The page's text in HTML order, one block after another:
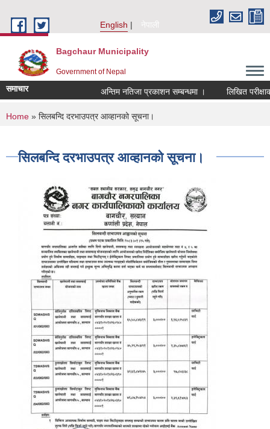
English
नेपाली
Bagchaur Municipality
Government of Nepal
समाचार अन्तिम नतिजा प्रकाशन सम्बन्धमा । लिखित
You are here
Home » सिलबन्दि दरभाउपत्र आव्हानको सूचना।
सिलबन्दि दरभाउपत्र आव्हानको सूचना।